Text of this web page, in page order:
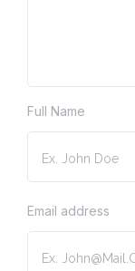
Full Name
Email address